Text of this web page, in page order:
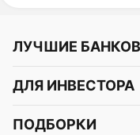
ЛУЧШИЕ
Альфа-Банк
ДЛЯ ИНВЕСТОРА
Курс акций
ПОДБОРКИ